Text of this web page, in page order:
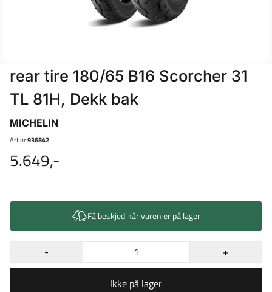
rear tire 180/65 B16 Scorcher 31
TL 81H, Dekk bak
MICHELIN
Art.nr:936842
5.649,-
Få beskjed når varen er på lager
- +
Ikke på lager